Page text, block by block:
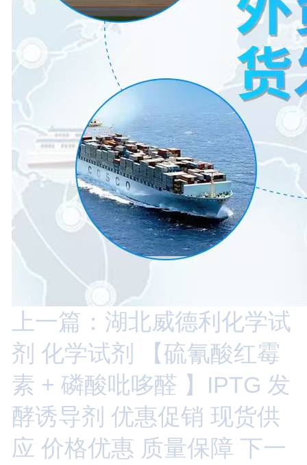
上一篇：湖北威德利化学试
剂 化学试剂 【硫氰酸红霉
素 + 磷酸吡哆醛 】IPTG 发
酵诱导剂 优惠促销 现货供
应 价格优惠 质量保障 下一